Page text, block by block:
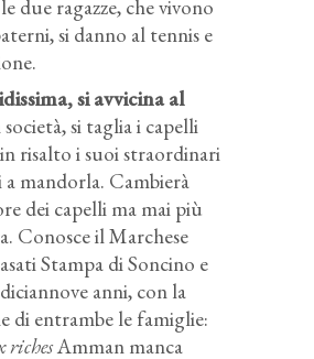
due ragazze, che vivono
si danno al tennis e
si avvicina al
si taglia i capelli
risalto i suoi straordinari
a mandorla. Cambierà
dei capelli ma mai più
Conosce il Marchese
Stampa di Soncino e
anni, con la
di entrambe le famiglie:
richesAmman manca